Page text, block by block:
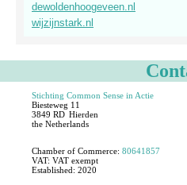
dewoldenhoogeveen.nl
wijzijnstark.nl
Stichting Common Sense in Actie
Biesteweg 11
3849 RD Hierden
the Netherlands
Chamber of Commerce: 80641857
VAT: VAT exempt
Established: 2020